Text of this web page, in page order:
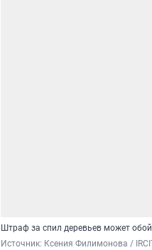
Штраф за спил деревьев может
Источник: Ксения Филимонова /